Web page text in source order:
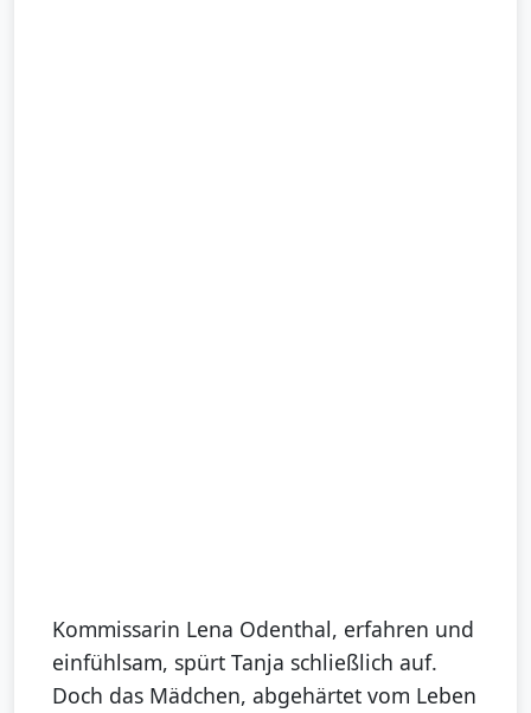
Kommissarin Lena Odenthal, erfahren und
einfühlsam, spürt Tanja schließlich auf.
Doch das Mädchen, abgehärtet vom Leben